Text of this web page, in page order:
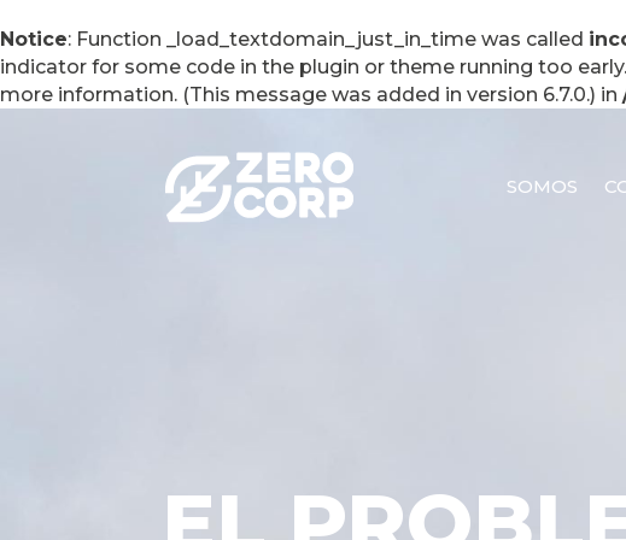
Notice: Function _load_textdomain_just_in_time was called
indicator for some code in the plugin or theme running too
more information. (This message was added in version 6.7.0.) in
SOMOS